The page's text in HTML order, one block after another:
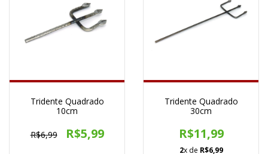
Tridente Quadrado
10cm
R$6,99 R$5,99
Tridente Quadrado
30cm
R$11,99
2x de R$6,99